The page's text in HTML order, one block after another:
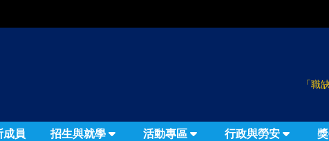
「職缺
成員 招生與就學 活動專區 行政與勞安